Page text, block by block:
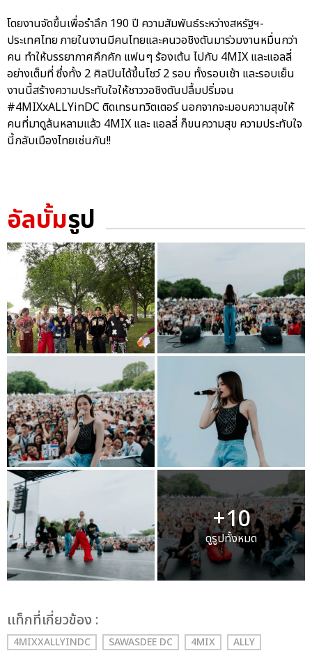
โดยงานจัดขึ้นเพื่อรำลึก 190 ปี ความสัมพันธ์ระหว่างสหรัฐฯ-
ประเทศไทย ภายในงานมีคนไทยและคนวอชิงตันมาร่วมงานหมื่นกว่า
คน ทำให้บรรยากาศคึกคัก แฟนๆ ร้องเต้น ไปกับ 4MIX และแอลลี่
อย่างเต็มที่ ซึ่งทั้ง 2 ศิลปินได้ขึ้นโชว์ 2 รอบ ทั้งรอบเช้า และรอบเย็น
งานนี้สร้างความประทับใจให้ชาววอชิงตันปลื้มปริ่มจน
#4MIXxALLYinDC ติดเทรนทวิตเตอร์ นอกจากจะมอบความสุขให้
คนที่มาดูล้นหลามแล้ว 4MIX และ แอลลี่ ก็ขนความสุข ความประทับใจ
นี้กลับเมืองไทยเช่นกัน!!
อัลบั้มรูป
+10
ดูรูปทั้งหมด
เเท็กที่เกี่ยวข้อง :
4MIXXALLYINDC SAWASDEE DC 4MIX ALLY